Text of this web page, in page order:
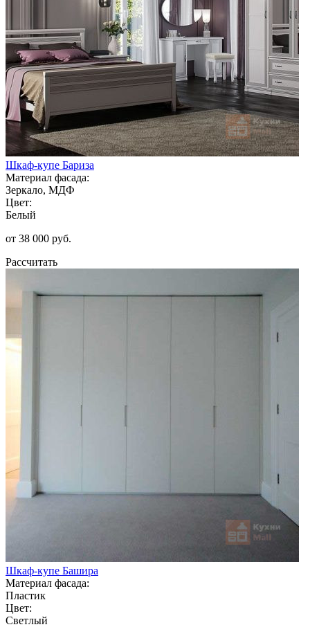
Шкаф-купе Бариза
Материал фасада:
Зеркало, МДФ
Цвет:
Белый
от 38 000 руб.
Рассчитать
Шкаф-купе Башира
Материал фасада:
Пластик
Цвет:
Светлый